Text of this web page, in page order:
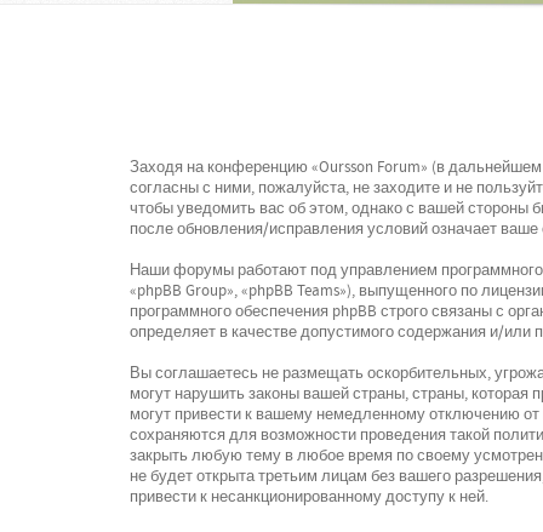
Заходя на конференцию «Oursson Forum» (в
согласны с ними, пожалуйста, не заходите и не
чтобы уведомить вас об этом, однако с вашей стороны
после обновления/исправления условий означает ваше
Наши форумы работают под управлением программного
«phpBB Group», «phpBB Teams»), выпущенного по
программного обеспечения phpBB строго связаны с
определяет в качестве допустимого содержания и/
Вы соглашаетесь не размещать оскорбительных,
могут нарушить законы вашей страны, страны,
могут привести к вашему немедленному отключению
сохраняются для возможности проведения такой
закрыть любую тему в любое время по своему
не будет открыта третьим лицам без вашего
привести к несанкционированному доступу к ней.